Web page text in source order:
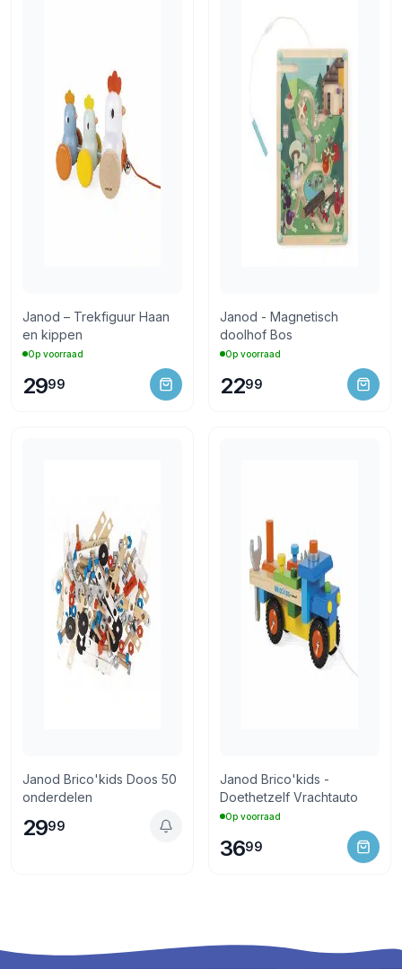
Janod – Trekfiguur Haan
en kippen
Op voorraad
2999
Janod - Magnetisch
doolhof Bos
Op voorraad
2299
Janod Brico'kids Doos 50
onderdelen
2999
Janod Brico'kids -
Doethetzelf Vrachtauto
Op voorraad
3699